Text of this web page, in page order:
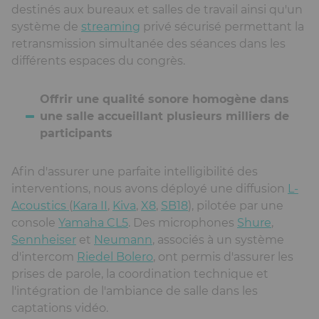
destinés aux bureaux et salles de travail ainsi qu'un
système de streaming privé sécurisé permettant la
retransmission simultanée des séances dans les
différents espaces du congrès.
Offrir une qualité sonore homogène dans
une salle accueillant plusieurs milliers de
participants
Afin d'assurer une parfaite intelligibilité des
interventions, nous avons déployé une diffusion L-
Acoustics (Kara II, Kiva, X8, SB18), pilotée par une
console Yamaha CL5. Des microphones Shure,
Sennheiser et Neumann, associés à un système
d'intercom Riedel Bolero, ont permis d'assurer les
prises de parole, la coordination technique et
l'intégration de l'ambiance de salle dans les
captations vidéo.